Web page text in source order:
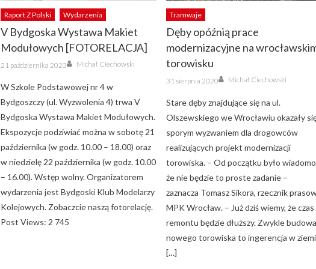
Raport Z Polski Wydarzenia
V Bydgoska Wystawa Makiet
Modułowych [FOTORELACJA]
Posted
on
21 października 2023 Author
Michał Ciechowski
W Szkole Podstawowej nr 4 w
Bydgoszczy (ul. Wyzwolenia 4) trwa V
Bydgoska Wystawa Makiet Modułowych.
Ekspozycje podziwiać można w sobotę 21
października (w godz. 10.00 – 18.00) oraz
w niedzielę 22 października (w godz. 10.00
– 16.00). Wstęp wolny. Organizatorem
wydarzenia jest Bydgoski Klub Modelarzy
Kolejowych. Zobaczcie naszą fotorelację.
Post Views: 2 745
Tramwaje
Dęby opóźnią prace
modernizacyjne na
torowisku
Posted
on
31 sierpnia 2020 Author
Michał Ciechowski
Stare dęby znajdujące się na ul.
Olszewskiego we Wrocławiu okazały
sporym wyzwaniem dla drogowców
realizujących projekt modernizacji
torowiska. – Od początku było
że nie będzie to proste zadanie –
zaznacza Tomasz Sikora, rzecznik
MPK Wrocław. – Już dziś wiemy, że czas
remontu będzie dłuższy. Zwykle budowa
nowego torowiska to ingerencja w
[…]